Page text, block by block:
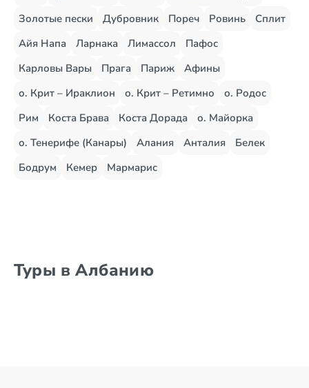
Золотые пески
Дубровник Пореч Ровинь
Сплит
Айя Напа
Ларнака Лимассол
Пафос
Карловы Вары
Прага Париж
Афины
о. Крит – Ираклион
о. Крит – Ретимно
о. Родос
Рим
Коста Брава Коста Дорада
о. Майорка
о. Тенерифе (Канары)
Алания Анталия
Белек
Бодрум
Кемер Мармарис
Туры в Албанию